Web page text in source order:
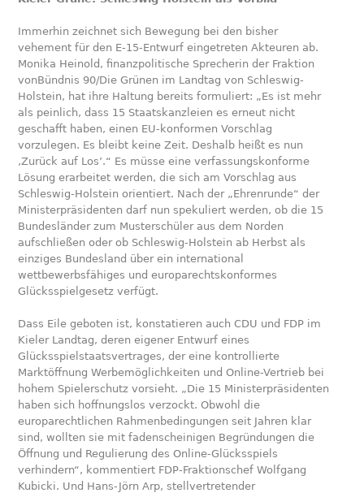
Immerhin zeichnet sich Bewegung bei den bisher
vehement für den E-15-Entwurf eingetreten Akteuren ab.
Monika Heinold, finanzpolitische Sprecherin der Fraktion
vonBündnis 90/Die Grünen im Landtag von Schleswig-
Holstein, hat ihre Haltung bereits formuliert: „Es ist mehr
als peinlich, dass 15 Staatskanzleien es erneut nicht
geschafft haben, einen EU-konformen Vorschlag
vorzulegen. Es bleibt keine Zeit. Deshalb heißt es nun
‚Zurück auf Los’.“ Es müsse eine verfassungskonforme
Lösung erarbeitet werden, die sich am Vorschlag aus
Schleswig-Holstein orientiert. Nach der „Ehrenrunde“ der
Ministerpräsidenten darf nun spekuliert werden, ob die 15
Bundesländer zum Musterschüler aus dem Norden
aufschließen oder ob Schleswig-Holstein ab Herbst als
einziges Bundesland über ein international
wettbewerbsfähiges und europarechtskonformes
Glücksspielgesetz verfügt.
Dass Eile geboten ist, konstatieren auch CDU und FDP im
Kieler Landtag, deren eigener Entwurf eines
Glücksspielstaatsvertrages, der eine kontrollierte
Marktöffnung Werbemöglichkeiten und Online-Vertrieb bei
hohem Spielerschutz vorsieht. „Die 15 Ministerpräsidenten
haben sich hoffnungslos verzockt. Obwohl die
europarechtlichen Rahmenbedingungen seit Jahren klar
sind, wollten sie mit fadenscheinigen Begründungen die
Öffnung und Regulierung des Online-Glücksspiels
verhindern“, kommentiert FDP-Fraktionschef Wolfgang
Kubicki. Und Hans-Jörn Arp, stellvertretender